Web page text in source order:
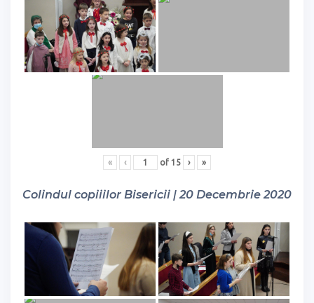
« ‹ of 15 › »
Colindul copiiilor Bisericii | 20 Decembrie 2020